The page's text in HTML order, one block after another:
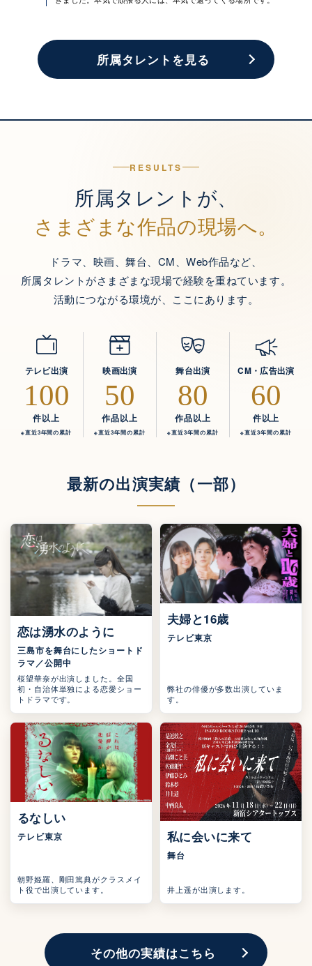
所属タレントを見る
RESULTS
所属タレントが、
さまざまな作品の現場へ。
ドラマ、映画、舞台、CM、Web作品など、
所属タレントがさまざまな現場で経験を重ねています。
活動につながる環境が、ここにあります。
テレビ出演
100
件以上
※直近3年間の累計
映画出演
50
作品以上
※直近3年間の累計
舞台出演
80
作品以上
※直近3年間の累計
CM・広告出演
60
件以上
※直近3年間の累計
最新の出演実績（一部）
ショートドラマ
恋は湧水のように
三島市を舞台にしたショートド
ラマ／公開中
桜望華奈が出演しました。全国
初・自治体単独による恋愛ショー
トドラマです。
ドラマ
夫婦と16歳
テレビ東京
弊社の俳優が多数出演していま
す。
ドラマ
るなしい
テレビ東京
朝野姫羅、剛田篤典がクラスメイ
ト役で出演しています。
舞台
私に会いに来て
舞台
井上遥が出演します。
その他の実績はこちら